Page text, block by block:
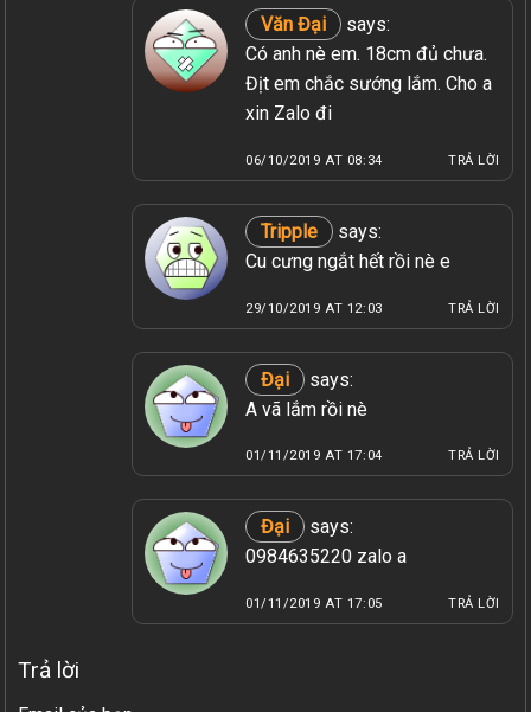
Văn Đại
says:
Có anh nè em. 18cm đủ chưa.
Địt em chắc sướng lắm. Cho a
xin Zalo đi
06/10/2019 AT 08:34 TRẢ LỜI
Tripple
says:
Cu cưng ngắt hết rồi nè e
29/10/2019 AT 12:03 TRẢ LỜI
Đại
says:
A vã lắm rồi nè
01/11/2019 AT 17:04 TRẢ LỜI
Đại
says:
0984635220 zalo a
01/11/2019 AT 17:05 TRẢ LỜI
Trả lời